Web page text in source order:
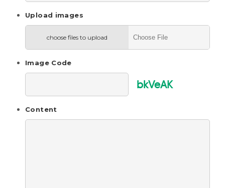
Upload images
choose files to upload
Image Code
bkVeAK
Content